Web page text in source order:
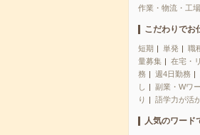
作業・物流・工
こだわりでお
短期 単発 職
量募集
在宅・
務
週4日勤務
し
副業・Wワ
り
語学力が活
人気のワード